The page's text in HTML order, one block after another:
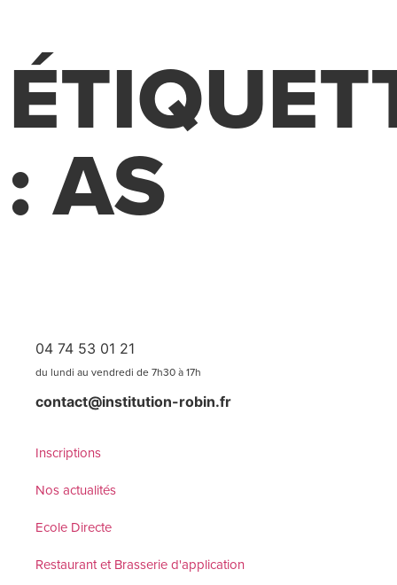
: AS
04 74 53 01 21
du lundi au vendredi de 7h30 à 17h
contact@institution-robin.fr
Inscriptions
Nos actualités
Ecole Directe
Restaurant et Brasserie d'application